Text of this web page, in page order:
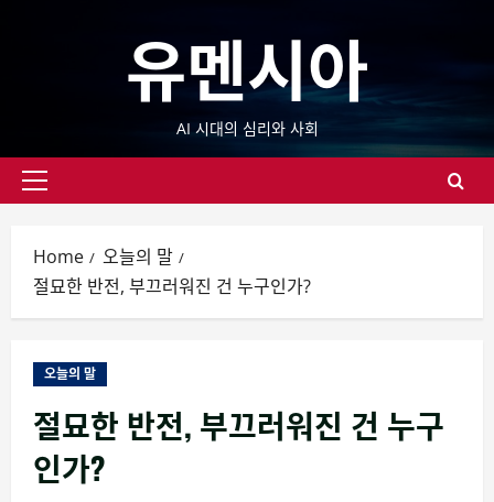
유멘시아
AI 시대의 심리와 사회
Primary
Home
오늘의 말
절묘한 반전, 부끄러워진 건 누구인가?
오늘의 말
절묘한 반전, 부끄러워진 건 누구
인가?